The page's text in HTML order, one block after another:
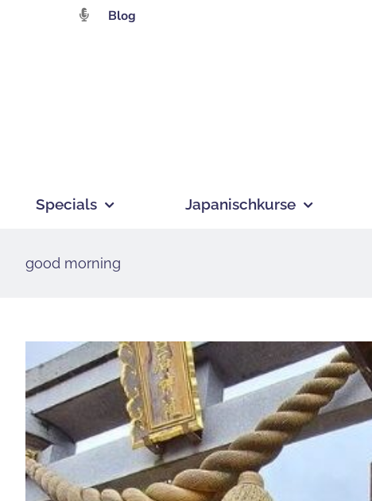
Blog
Specials Japanischkurse
good morning